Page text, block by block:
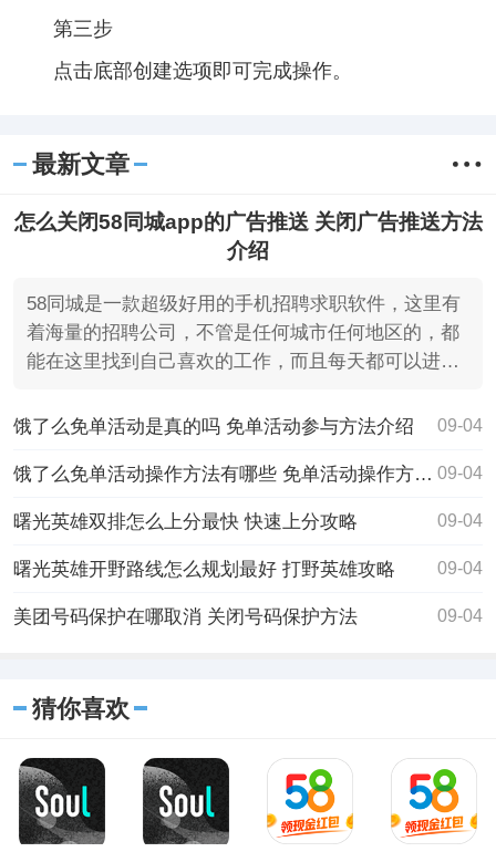
第三步
点击底部创建选项即可完成操作。
最新文章
怎么关闭58同城app的广告推送 关闭广告推送方法
介绍
58同城是一款超级好用的手机招聘求职软件，这里有
着海量的招聘公司，不管是任何城市任何地区的，都
能在这里找到自己喜欢的工作，而且每天都可以进去
饿了么免单活动是真的吗 免单活动参与方法介绍 09-04
饿了么免单活动操作方法有哪些 免单活动操作方法介绍 09-04
曙光英雄双排怎么上分最快 快速上分攻略 09-04
曙光英雄开野路线怎么规划最好 打野英雄攻略 09-04
美团号码保护在哪取消 关闭号码保护方法 09-04
猜你喜欢